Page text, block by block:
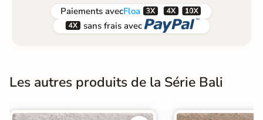
Paiements avecFloa  
 sans frais avec 
Les autres produits de la Série Bali